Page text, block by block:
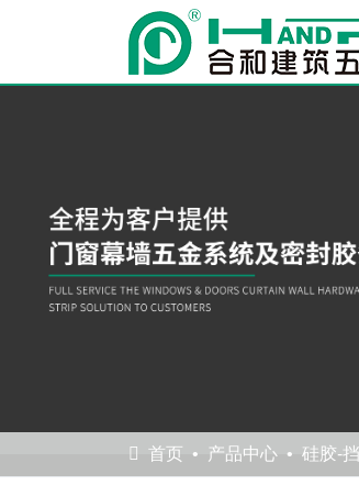
首页 产品中心 硅胶-